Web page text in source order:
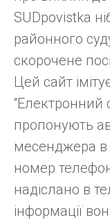
SUDpovistka
районного
скорочене
Цей сайт
“Електронний
пропонують
месенджера в
номер
надіслано в
інформації